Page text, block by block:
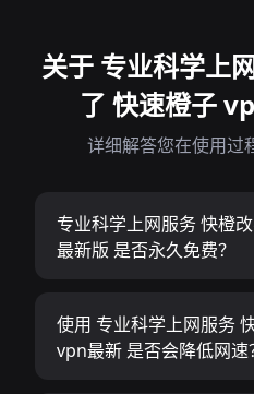
关于 专业科学上
了 快速橙子
详细解答您在使用过
专业科学上网服务 快橙
最新版 是否永久免费？
使用 专业科学上网服务
vpn最新 是否会降低网速